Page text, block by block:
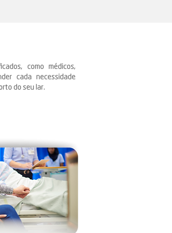
como médicos,
cada necessidade
do seu lar.